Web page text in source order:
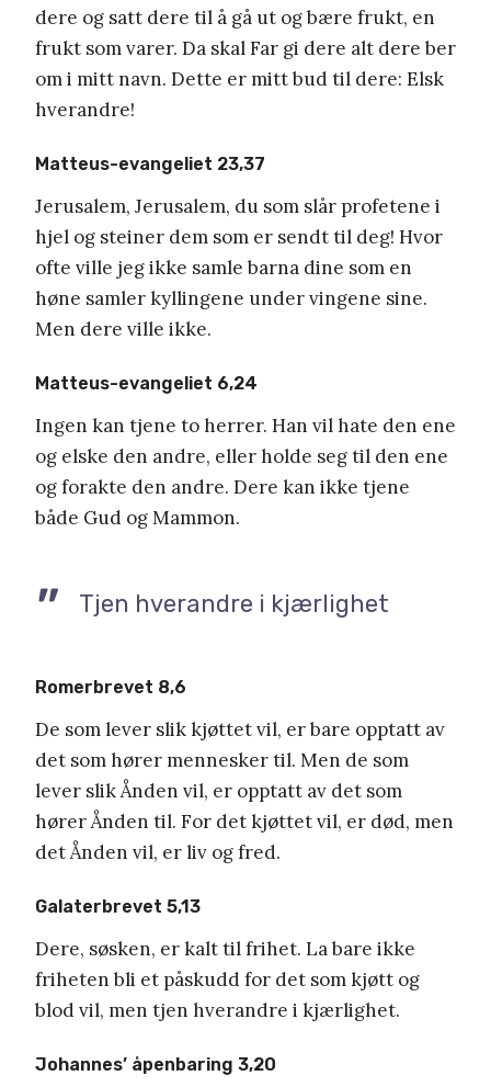
dere og satt dere til å gå ut og bære frukt, en
frukt som varer. Da skal Far gi dere alt dere ber
om i mitt navn. Dette er mitt bud til dere: Elsk
hverandre!
Matteus-evangeliet 23,37
Jerusalem, Jerusalem, du som slår profetene i
hjel og steiner dem som er sendt til deg! Hvor
ofte ville jeg ikke samle barna dine som en
høne samler kyllingene under vingene sine.
Men dere ville ikke.
Matteus-evangeliet 6,24
Ingen kan tjene to herrer. Han vil hate den ene
og elske den andre, eller holde seg til den ene
og forakte den andre. Dere kan ikke tjene
både Gud og Mammon.
Tjen hverandre i kjærlighet
Romerbrevet 8,6
De som lever slik kjøttet vil, er bare opptatt av
det som hører mennesker til. Men de som
lever slik Ånden vil, er opptatt av det som
hører Ånden til. For det kjøttet vil, er død, men
det Ånden vil, er liv og fred.
Galaterbrevet 5,13
Dere, søsken, er kalt til frihet. La bare ikke
friheten bli et påskudd for det som kjøtt og
blod vil, men tjen hverandre i kjærlighet.
Johannes’ åpenbaring 3,20